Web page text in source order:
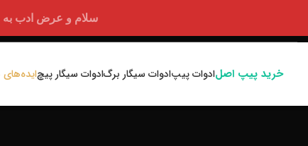
سلام و عرض ادب به علت
خرید پیپ اصلادوات پیپادوات سیگار برگادوات سیگار پیچ